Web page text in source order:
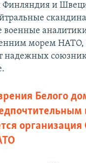
Финляндия и
военные
морем НАТО,
надежных
Белого
организация